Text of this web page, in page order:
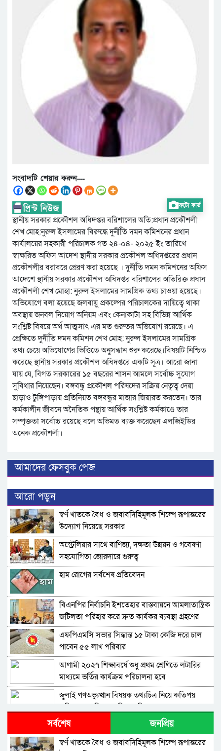
ফটো কার্ড
সংবাদটি শেয়ার করুন....
স্থানীয় সরকার প্রকৌশল অধিদপ্তর বরিশালের অতি:প্রধান প্রকৌশলী
শেখ মোহ:নুরুল ইসলামের বিরুদ্ধে দুর্নীতি দমন কমিশনের প্রধান
কার্যালয়ের সহকারী পরিচালক গত ২৪-০৪- ২০২৫ ইং তারিখে
স্বাক্ষরিত অফিস আদেশ স্থানীয় সরকার প্রকৌশল অধিদপ্তরের প্রধান
প্রকৌশলীর বরাবরে প্রেরণ করা হয়েছে । দুর্নীতি দমন কমিশনের অফিস
আদেশে স্থানীয় সরকার প্রকৌশল অধিদপ্তর বরিশালের অতিরিক্ত প্রধান
প্রকৌশলী শেখ মোহা: নুরুল ইসলামের সামগ্রিক তথ্য চাওয়া হয়েছে।
অভিযোগে বলা হয়েছে জলবায়ু প্রকল্পের পরিচালকের দায়িত্বে থাকা
অবস্থায় জনবল নিয়োগ অনিয়ম এবং কেনাকাটা সহ বিভিন্ন আর্থিক
সংশ্লিষ্ট বিষয়ে অর্থ আত্মসাৎ এর মত গুরুতর অভিযোগ রয়েছে। এ
প্রেক্ষিতে দুর্নীতি দমন কমিশন শেখ মোহ: নুরুল ইসলামের সামগ্রিক
তথ্য চেয়ে অভিযোগের ভিত্তিতে অনুসন্ধান শুরু করেছে।বিষয়টি নিশ্চিত
করেছে স্থানীয় সরকার প্রকৌশল অধিদপ্তরে একটি সূত্র। আরো জানা
যায় যে, বিগত সরকারের ১৫ বছরের শাসন আমলে সর্বোচ্চ সুযোগ
সুবিধার নিয়েছেন। বঙ্গবন্ধু প্রকৌশল পরিষদের সক্রিয় নেতৃত্ব দেয়া
ছাড়াও টুঙ্গিপাড়ায় প্রতিনিয়ত বঙ্গবন্ধুর মাজার জিয়ারত করতেন। তার
কর্মকালীন জীবনে অনৈতিক পন্থায় আর্থিক সংশ্লিষ্ট কর্মকাণ্ডে তার
সম্পৃক্ততা সর্বোচ্চ রয়েছে বলে অভিমত ব্যক্ত করেছেন এলজিইডির
অনেক প্রকৌশলী।
আমাদের ফেসবুক পেজ
আরো পড়ুন
স্বর্ণ খাতকে বৈধ ও জবাবদিহিমূলক শিল্পে রূপান্তরের
উদ্যোগ নিয়েছে সরকার
অস্ট্রেলিয়ার সাথে বাণিজ্য, দক্ষতা উন্নয়ন ও গবেষণা
সহযোগিতা জোরদারে গুরুত্ব
হাম রোগের সর্বশেষ প্রতিবেদন
বিএনপির নির্বাচনি ইশতেহার বাস্তবায়নে আমলাতান্ত্রিক
জটিলতা পরিহার করে দ্রুত কার্যকর ব্যবস্থা গ্রহণের
নির্দেশ জনপ্রশাসন উপদেষ্টার
এফপিএমসি সভার সিদ্ধান্ত ১৫ টাকা কেজি দরে চাল
পাবেন ৫৫ লাখ পরিবার
আগামী ২০২৭ শিক্ষাবর্ষে শুধু প্রথম শ্রেণিতে লটারির
মাধ্যমে ভর্তির কার্যক্রম পরিচালনা হবে
জুলাই গণঅভ্যুত্থান বিষয়ক তথ্যচিত্র নিয়ে কতিপয়
অভিযোগের বিষয়ে মুক্তিযুদ্ধ বিষয়ক মন্ত্রণালয়ের বক্তব্য
ঐক্যবদ্ধ জনগণ ও তরুণরাই পারবে দেশের যথাযথ
পরিবর্তন আনতে – সমাজকল্যাণ প্রতিমন্ত্রী
সর্বশেষ জনপ্রিয়
স্বর্ণ খাতকে বৈধ ও জবাবদিহিমূলক শিল্পে রূপান্তরের